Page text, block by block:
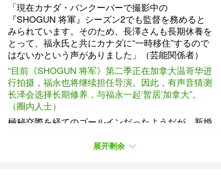
「現在カナダ・バンクーバーで撮影中の
『SHOGUN 将軍』シーズン2でも監督を務めると
みられています。そのため、長澤さんも長期休養を
とって、福永氏と共にカナダに“一時移住”するので
はないかという声がありました」（芸能関係者）
“目前《SHOGUN 将军》第二季正在加拿大温哥华进
行拍摄，福永也将继续担任导演。因此，有声音猜测
长泽会选择长期修养，与福永一起‘暂居’加拿大”。
（圈内人士）
極秘交際を経てのゴールインだったようだが、新婚
焦げ茶色のトップスにブルーのデニムという出で立
展开剩余